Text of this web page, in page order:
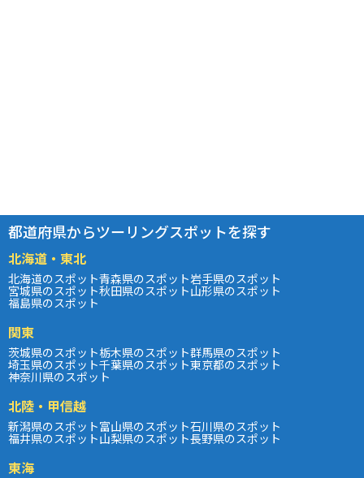
都道府県からツーリングスポットを探す
北海道・東北
北海道のスポット青森県のスポット岩手県のスポット
宮城県のスポット秋田県のスポット山形県のスポット
福島県のスポット
関東
茨城県のスポット栃木県のスポット群馬県のスポット
埼玉県のスポット千葉県のスポット東京都のスポット
神奈川県のスポット
北陸・甲信越
新潟県のスポット富山県のスポット石川県のスポット
福井県のスポット山梨県のスポット長野県のスポット
東海